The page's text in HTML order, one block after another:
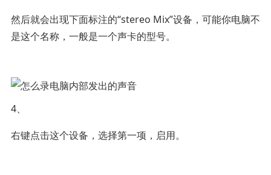
然后就会出现下面标注的“stereo Mix”设备，可能你电脑不
是这个名称，一般是一个声卡的型号。
4、
右键点击这个设备，选择第一项，启用。